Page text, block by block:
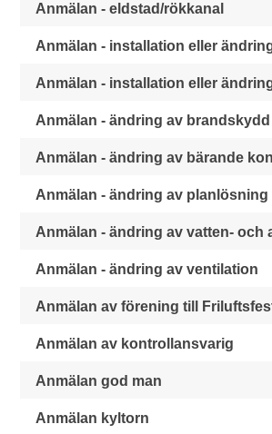
Anmälan - eldstad/rökkanal
Anmälan - installation eller
Anmälan - installation eller
Anmälan - ändring av brandskydd
Anmälan - ändring av bärande
Anmälan - ändring av planlösning
Anmälan - ändring av vatten- och
Anmälan - ändring av ventilation
Anmälan av förening till
Anmälan av kontrollansvarig
Anmälan god man
Anmälan kyltorn